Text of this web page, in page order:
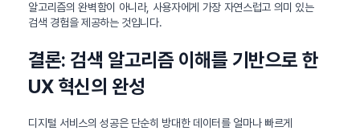
알고리즘의 완벽함이 아니라, 사용자에게 가장 자연스럽고 의미 있는
검색 경험을 제공하는 것입니다.
결론: 검색 알고리즘 이해를 기반으로 한
UX 혁신의 완성
디지털 서비스의 성공은 단순히 방대한 데이터를 얼마나 빠르게